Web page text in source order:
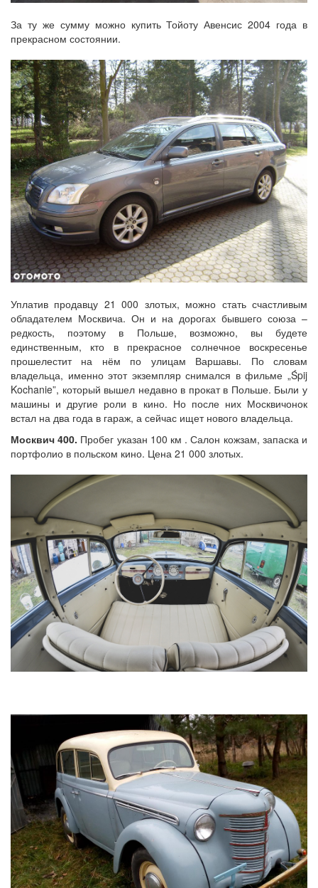
За ту же сумму можно купить Тойоту Авенсис 2004 года в
прекрасном состоянии.
Уплатив продавцу 21 000 злотых, можно стать счастливым
обладателем Москвича. Он и на дорогах бывшего союза –
редкость, поэтому в Польше, возможно, вы будете
единственным, кто в прекрасное солнечное воскресенье
прошелестит на нём по улицам Варшавы. По словам
владельца, именно этот экземпляр снимался в фильме „Śpij
Kochanie”, который вышел недавно в прокат в Польше. Были у
машины и другие роли в кино. Но после них Москвичонок
встал на два года в гараж, а сейчас ищет нового владельца.
Москвич 400. Пробег указан 100 км . Салон кожзам, запаска и
портфолио в польском кино. Цена 21 000 злотых.